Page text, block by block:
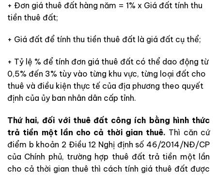
+ Đơn giá thuê đất hàng năm = 1% x Giá đất tính thu
tiền thuê đất;
+ Giá đất để tính thu tiền thuê đất là giá đất cụ thể;
+ Tỷ lệ % để tính đơn giá thuê đất có thể dao động từ
0,5% đến 3% tùy vào từng khu vực, từng loại đất cho
thuê và điều kiện thực tế của địa phương theo quyết
định của ủy ban nhân dân cấp tỉnh.
Thứ hai, đối với thuê đất công ích bằng hình thức
trả tiền một lần cho cả thời gian thuê. Thì căn cứ
điểm b khoản 2 Điều 12 Nghị định số 46/2014/NĐ/CP
của Chính phủ, trường hợp thuê đất trả tiền một lần
cho cả thời gian thuê thì cách tính giá thuê đất được